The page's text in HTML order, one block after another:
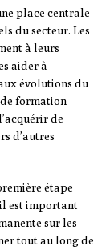
place centrale
du secteur. Les
à leurs
aider à
évolutions du
formation
de
d’autres
étape
est important
sur les
tout au long de